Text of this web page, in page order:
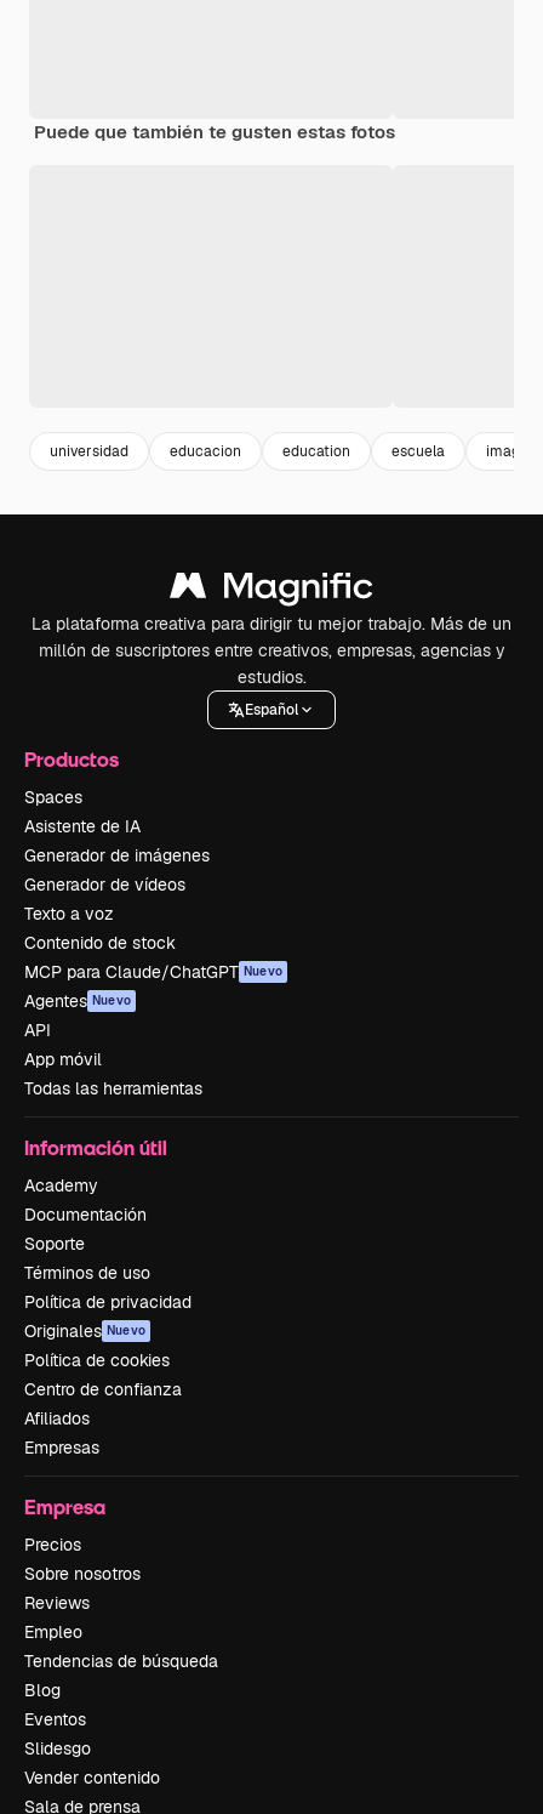
Puede que también te gusten estas fotos
universidad educacion education escuela
La plataforma creativa para dirigir tu mejor trabajo. Más de un
millón de suscriptores entre creativos, empresas, agencias y
estudios.
Español
Productos
Spaces
Asistente de IA
Generador de imágenes
Generador de vídeos
Texto a voz
Contenido de stock
MCP para Claude/ChatGPT Nuevo
Agentes Nuevo
API
App móvil
Todas las herramientas
Información útil
Academy
Documentación
Soporte
Términos de uso
Política de privacidad
Originales Nuevo
Política de cookies
Centro de confianza
Afiliados
Empresas
Empresa
Precios
Sobre nosotros
Reviews
Empleo
Tendencias de búsqueda
Blog
Eventos
Slidesgo
Vender contenido
Sala de prensa